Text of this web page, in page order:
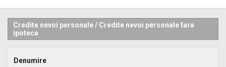
Credite nevoi personale/ Credite nevoi personale fara
ipoteca
Denumire